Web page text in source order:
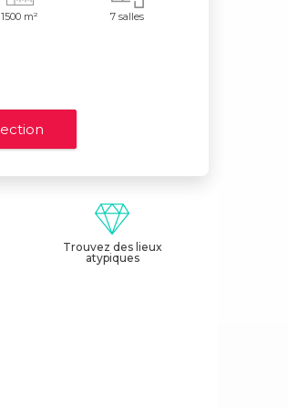
1500 m² 7 salles
Trouvez des lieux
atypiques